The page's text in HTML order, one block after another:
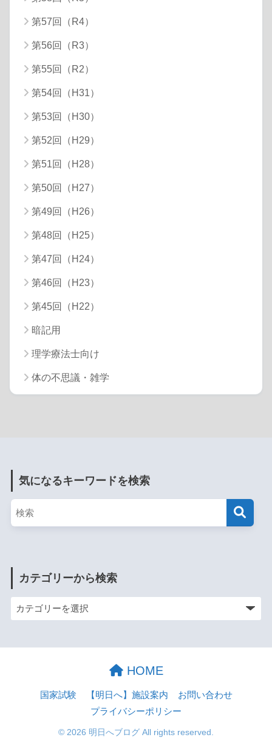
第57回（R4）
第56回（R3）
第55回（R2）
第54回（H31）
第53回（H30）
第52回（H29）
第51回（H28）
第50回（H27）
第49回（H26）
第48回（H25）
第47回（H24）
第46回（H23）
第45回（H22）
暗記用
理学療法士向け
体の不思議・雑学
気になるキーワードを検索
カテゴリーから検索
HOME
国家試験 【明日へ】施設案内
お問い合わせ
プライバシーポリシー
© 2026 明日へブログ All rights reserved.